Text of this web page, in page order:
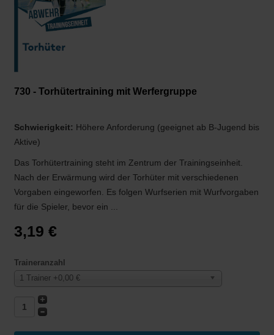
730 - Torhütertraining mit Werfergruppe
Schwierigkeit: Höhere Anforderung (geeignet ab B-Jugend bis
Aktive)
Das Torhütertraining steht im Zentrum der Trainingseinheit.
Nach der Erwärmung wird der Torhüter mit verschiedenen
Vorgaben eingeworfen. Es folgen Wurfserien mit Wurfvorgaben
für die Spieler, bevor ein ...
3,19 €
Traineranzahl
1 Trainer +0,00 €